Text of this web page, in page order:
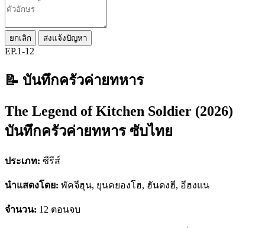
ยกเลิก ส่งแจ้งปัญหา
EP.1-12
📝 บันทึกครัวค่ายทหาร
The Legend of Kitchen Soldier (2026)
บันทึกครัวค่ายทหาร ซับไทย
ประเภท: ซีรีส์
นำแสดงโดย: พัคจีฮุน, ยุนคยองโฮ, ฮันดงฮี, อีฮงแน
จำนวน: 12 ตอนจบ